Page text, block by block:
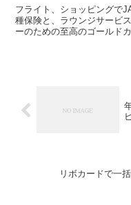
フライト、ショッピングで
種保険と、ラウンジサービ
ーのための至高のゴールドカ
リボカードで一